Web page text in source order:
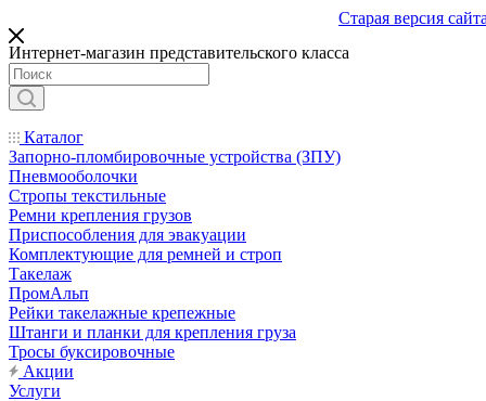
Старая версия
Интернет-магазин представительского класса
Каталог
Запорно-пломбировочные устройства (ЗПУ)
Пневмооболочки
Стропы текстильные
Ремни крепления грузов
Приспособления для эвакуации
Комплектующие для ремней и строп
Такелаж
ПромАльп
Рейки такелажные крепежные
Штанги и планки для крепления груза
Тросы буксировочные
Акции
Услуги